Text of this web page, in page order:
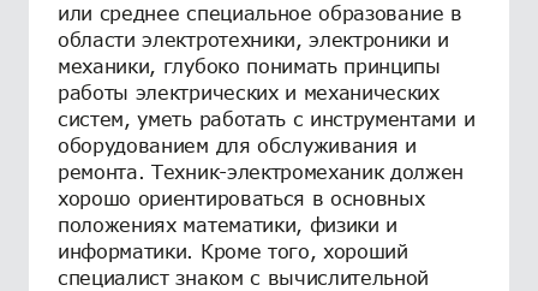
или среднее специальное образование в
области электротехники, электроники и
механики, глубоко понимать принципы
работы электрических и механических
систем, уметь работать с инструментами и
оборудованием для обслуживания и
ремонта. Техник-электромеханик должен
хорошо ориентироваться в основных
положениях математики, физики и
информатики. Кроме того, хороший
специалист знаком с вычислительной